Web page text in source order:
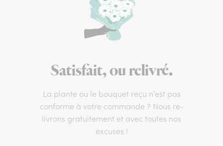
Satisfait, ou relivré.
La plante ou le bouquet reçu n’est pas
conforme à votre commande ? Nous re-
livrons gratuitement et avec toutes nos
excuses !